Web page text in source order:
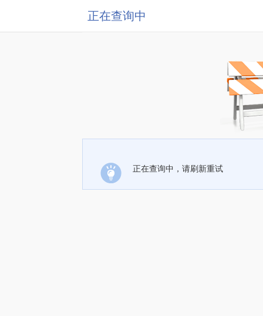
正在查询中
正在查询中，请刷新重试